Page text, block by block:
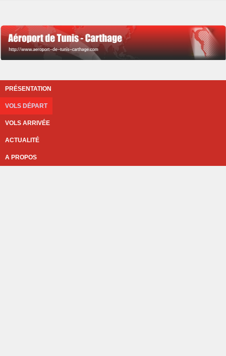
PRÉSENTATION
VOLS DÉPART
VOLS ARRIVÉE
ACTUALITÉ
A PROPOS